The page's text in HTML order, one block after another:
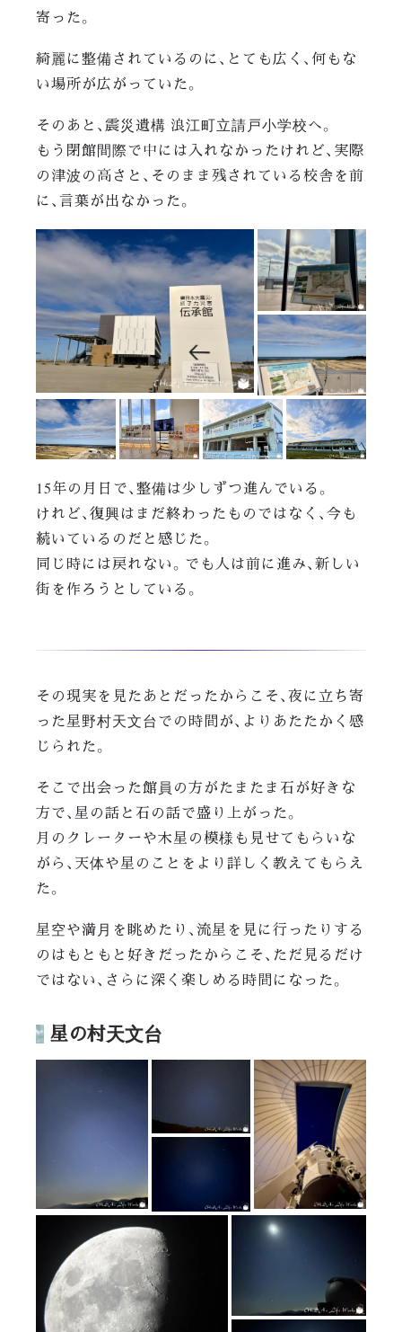
寄った。
綺麗に整備されているのに、とても広く、何もな
い場所が広がっていた。
そのあと、震災遺構 浪江町立請戸小学校へ。
もう閉館間際で中には入れなかったけれど、実際
の津波の高さと、そのまま残されている校舎を前
に、言葉が出なかった。
15年の月日で、整備は少しずつ進んでいる。
けれど、復興はまだ終わったものではなく、今も
続いているのだと感じた。
同じ時には戻れない。でも人は前に進み、新しい
街を作ろうとしている。
その現実を見たあとだったからこそ、夜に立ち寄
った星野村天文台での時間が、よりあたたかく感
じられた。
そこで出会った館員の方がたまたま石が好きな
方で、星の話と石の話で盛り上がった。
月のクレーターや木星の模様も見せてもらいな
がら、天体や星のことをより詳しく教えてもらえ
た。
星空や満月を眺めたり、流星を見に行ったりする
のはもともと好きだったからこそ、ただ見るだけ
ではない、さらに深く楽しめる時間になった。
星の村天文台